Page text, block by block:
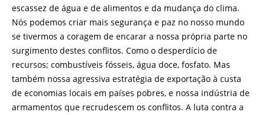
escassez de água e de alimentos e da mudança do clima.
Nós podemos criar mais segurança e paz no nosso mundo
se tivermos a coragem de encarar a nossa própria parte no
surgimento destes conflitos. Como o desperdício de
recursos; combustíveis fósseis, água doce, fosfato. Mas
também nossa agressiva estratégia de exportação à custa
de economias locais em países pobres, e nossa indústria de
armamentos que recrudescem os conflitos. A luta contra a